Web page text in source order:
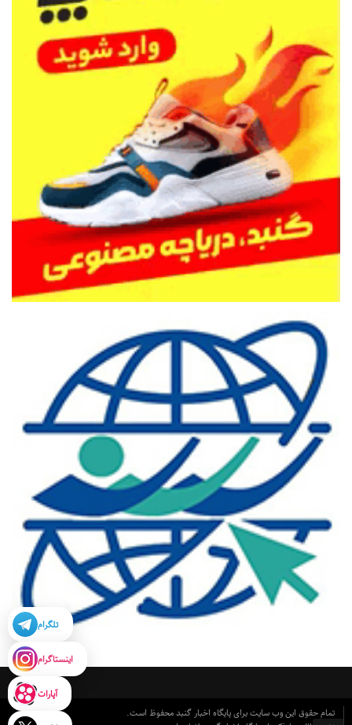
تمام حقوق این وب سایت برای پایگاه اخبار گنبد محفوظ است.
تلگرام
اینستاگرام
آپارات